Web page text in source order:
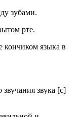
зубами.
рте.
кончиком языка в
звука [с]